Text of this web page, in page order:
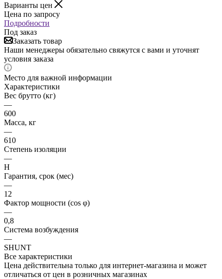
Варианты цен
Цена по запросу
Подробности
Под заказ
Заказать товар
Наши менеджеры обязательно свяжутся с вами и уточнят
условия заказа
Место для важной информации
Характеристики
Вес брутто (кг)
—
600
Масса, кг
—
610
Степень изоляции
—
H
Гарантия, срок (мес)
—
12
Фактор мощности (cos φ)
—
0,8
Система возбуждения
—
SHUNT
Все характеристики
Цена действительна только для интернет-магазина и может
отличаться от цен в розничных магазинах